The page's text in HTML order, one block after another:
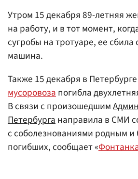
Утром 15 декабря 89-летняя
на работу, и в тот момент,
сугробы на тротуаре, ее сбила
машина.
Также 15 декабря в Петербурге
мусоровоза погибла
В связи с произошедшим
Петербурга направила в СМИ
с соболезнованиями родным и
погибших, сообщает «